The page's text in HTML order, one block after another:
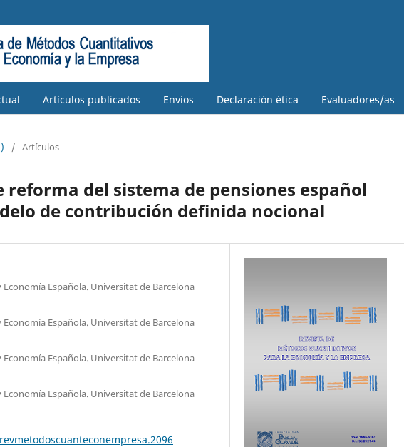
Artículos publicados Envíos Declaración ética Evaluadores/as
/ Artículos
reforma del sistema de pensiones español
de contribución definida nocional
Española. Universitat de Barcelona
Española. Universitat de Barcelona
Española. Universitat de Barcelona
Española. Universitat de Barcelona